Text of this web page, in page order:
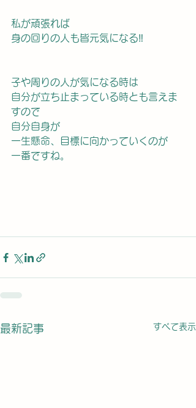
私が頑張れば
身の回りの人も皆元気になる‼️
子や周りの人が気になる時は
自分が立ち止まっている時とも言えま
すので
自分自身が
一生懸命、目標に向かっていくのが
一番ですね。
最新記事 すべて表示